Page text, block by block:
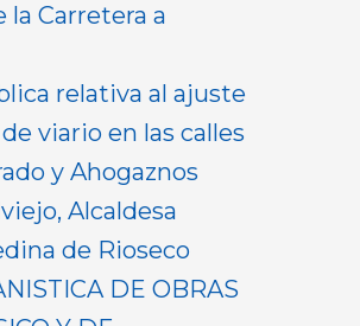
la Carretera a
relativa al ajuste
viario en las calles
y Ahogaznos
Alcaldesa
de Rioseco
DE OBRAS